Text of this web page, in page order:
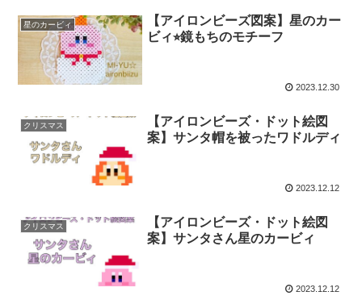
星のカービィ
【アイロンビーズ図案】星のカー
ビィ⭐︎鏡もちのモチーフ
2023.12.30
クリスマス
【アイロンビーズ・ドット絵図
案】サンタ帽を被ったワドルディ
2023.12.12
クリスマス
【アイロンビーズ・ドット絵図
案】サンタさん星のカービィ
2023.12.12